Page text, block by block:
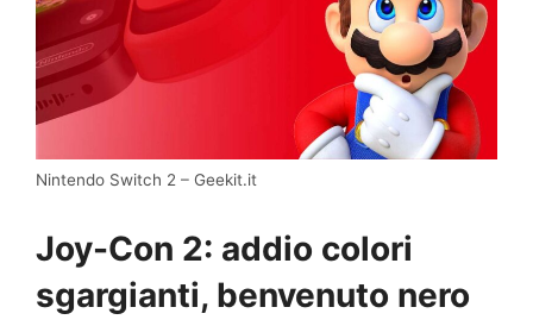
Nintendo Switch 2 – Geekit.it
Joy-Con 2: addio colori
sgargianti, benvenuto nero